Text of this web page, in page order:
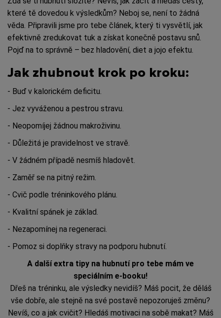
které tě dovedou k výsledkům? Neboj se, není to žádná
věda. Připravili jsme pro tebe článek, který ti vysvětlí, jak
efektivně zredukovat tuk a získat konečně postavu snů.
Pojď na to správně – bez hladovění, diet a jojo efektu.
Jak zhubnout krok po kroku:
- Buď v kalorickém deficitu.
- Jez vyváženou a pestrou stravu.
- Neopomíjej žádnou makroživinu.
- Důležitá je pravidelnost ve stravě.
- V žádném případě nesmíš hladovět.
- Zaměř se na pitný režim.
- Cvič podle tréninkového plánu.
- Kvalitní spánek je základ.
- Nezapomínej na regeneraci.
- Pomoz si doplňky stravy na podporu hubnutí.
A další extra tipy na hubnutí pro tebe mám ve
speciálním e-booku!
Dřeš na tréninku, ale výsledky nevidíš? Máš pocit, že děláš
vše dobře, ale stejně na své postavě nepozoruješ změnu?
Nevíš, co a jak cvičit? Hledáš motivaci na sobě makat? Máš